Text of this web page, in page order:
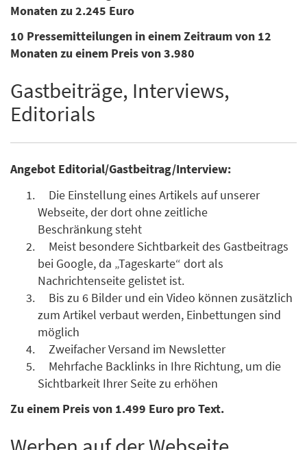
Monaten zu 2.245 Euro
10 Pressemitteilungen in einem Zeitraum von 12
Monaten zu einem Preis von 3.980
Gastbeiträge, Interviews,
Editorials
Angebot Editorial/Gastbeitrag/Interview:
Die Einstellung eines Artikels auf unserer
Webseite, der dort ohne zeitliche
Beschränkung steht
Meist besondere Sichtbarkeit des Gastbeitrags
bei Google, da „Tageskarte“ dort als
Nachrichtenseite gelistet ist.
Bis zu 6 Bilder und ein Video können zusätzlich
zum Artikel verbaut werden, Einbettungen sind
möglich
Zweifacher Versand im Newsletter
Mehrfache Backlinks in Ihre Richtung, um die
Sichtbarkeit Ihrer Seite zu erhöhen
Zu einem Preis von 1.499 Euro pro Text.